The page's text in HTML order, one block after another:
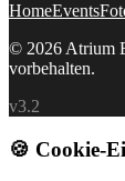
HomeEvents
© 2026 Atrium
vorbehalten.
v3.2
🍪 Cookie-